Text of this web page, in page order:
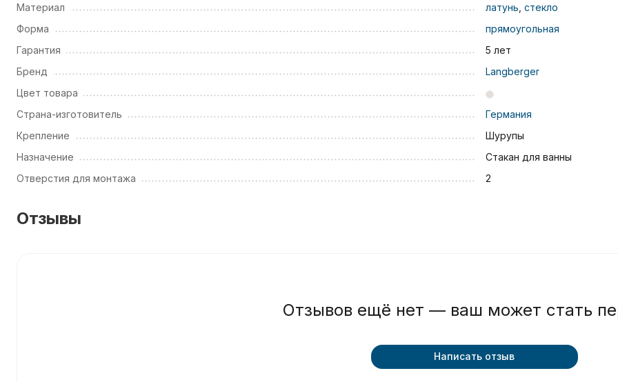
Материал
латунь стекло
Форма
прямоугольная
Гарантия
5 лет
Бренд
Langberger
Цвет товара
Страна-изготовитель
Германия
Крепление
Шурупы
Назначение
Стакан для ванны
Отверстия для монтажа
2
Отзывы
Отзывов ещё нет — ваш может стать
Написать отзыв